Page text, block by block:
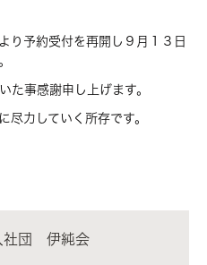
り予約受付を再開し９月１３日
た事感謝申し上げます。
尽力していく所存です。
社団 伊純会